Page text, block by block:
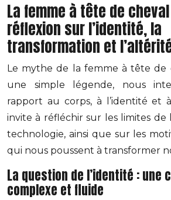
La femme à tête de
réflexion sur l’identité, la
transformation et
Le mythe de la femme à tête de
une simple légende, nous
rapport au corps, à l’identité et
invite à réfléchir sur les limites de
technologie, ainsi que sur les
qui nous poussent à transformer
La question de l’identité : une
complexe et fluide